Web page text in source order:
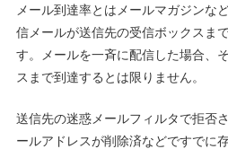
メール到達率とはメールマガジンな
信メールが送信先の受信ボックスま
す。メールを一斉に配信した場合、
スまで到達するとは限りません。
送信先の迷惑メールフィルタで拒否
ールアドレスが削除済などですでに